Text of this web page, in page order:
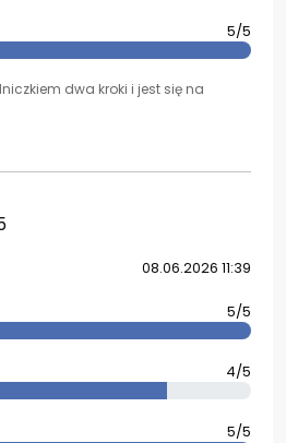
5/5
dwa kroki i jest się na
08.06.2026 11:39
5/5
4/5
5/5